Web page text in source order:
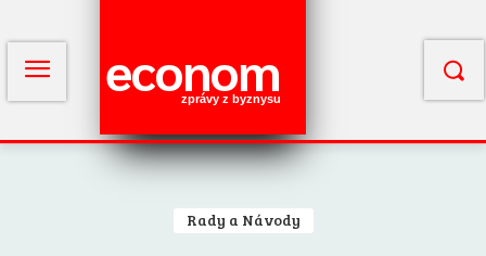
econom
zprávy z byznysu
Rady a Návody